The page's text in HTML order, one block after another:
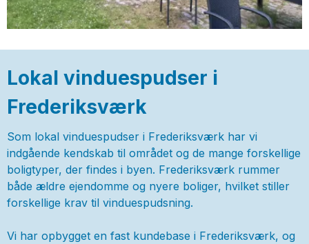
Lokal vinduespudser i
Frederiksværk
Som lokal vinduespudser i Frederiksværk har vi
indgående kendskab til området og de mange forskellige
boligtyper, der findes i byen. Frederiksværk rummer
både ældre ejendomme og nyere boliger, hvilket stiller
forskellige krav til vinduespudsning.
Vi har opbygget en fast kundebase i Frederiksværk, og